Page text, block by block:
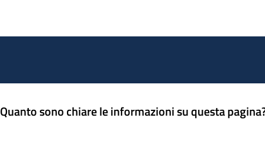
Quanto sono chiare le informazioni su questa